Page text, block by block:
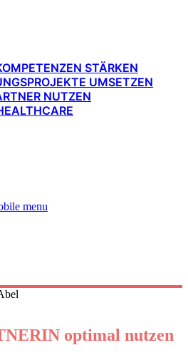
STÄRKEN
UMSETZEN
NUTZEN
menu
optimal nutzen